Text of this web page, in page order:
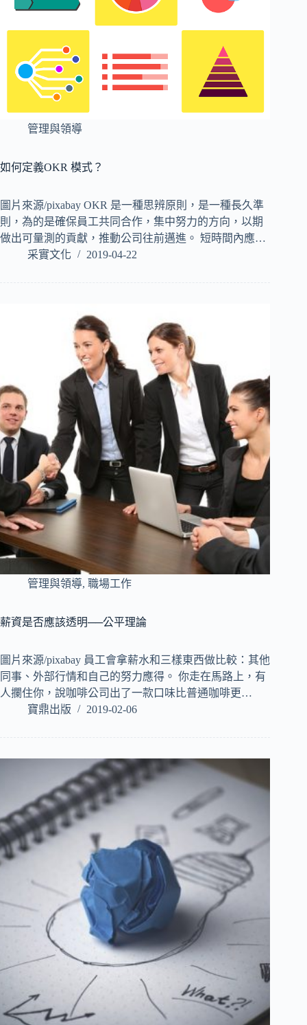
管理與領導
如何定義OKR 模式？
圖片來源/pixabay OKR 是一種思辨原則，是一種長久準
則，為的是確保員工共同合作，集中努力的方向，以期
做出可量測的貢獻，推動公司往前邁進。 短時間內應…
采實文化
2019-04-22
管理與領導, 職場工作
薪資是否應該透明──公平理論
圖片來源/pixabay 員工會拿薪水和三樣東西做比較：其他
同事、外部行情和自己的努力應得。 你走在馬路上，有
人攔住你，說咖啡公司出了一款口味比普通咖啡更…
寶鼎出版
2019-02-06